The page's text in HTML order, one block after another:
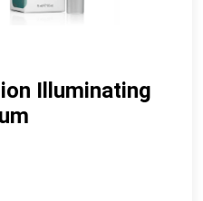
Illuminating